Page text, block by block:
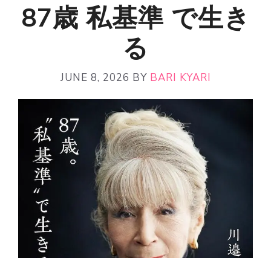
87歳 私基準 で生き
る
JUNE 8, 2026 BY BARI KYARI